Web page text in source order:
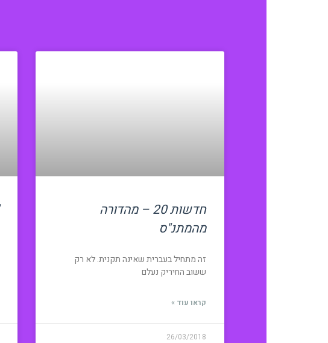
חדשות 20 – מהדורה
מהמתנ"ס
זה מתחיל בעברית שאינה תקנית. לא רק
ששוב החיריק נעלם
קראו עוד »
26/03/2018